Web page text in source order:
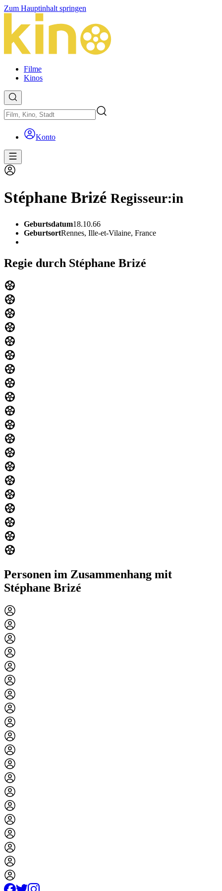
Zum Hauptinhalt springen
Filme
Kinos
Konto
Stéphane Brizé Regisseur:in
Geburtsdatum18.10.66
GeburtsortRennes, Ille-et-Vilaine, France
Regie durch Stéphane Brizé
Personen im Zusammenhang mit
Stéphane Brizé